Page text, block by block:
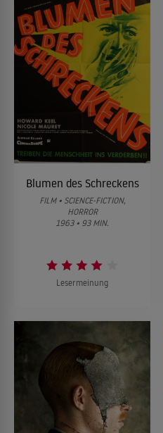
Blumen des Schreckens
FILM • SCIENCE-FICTION,
HORROR
1963 • 93 MIN.
Lesermeinung